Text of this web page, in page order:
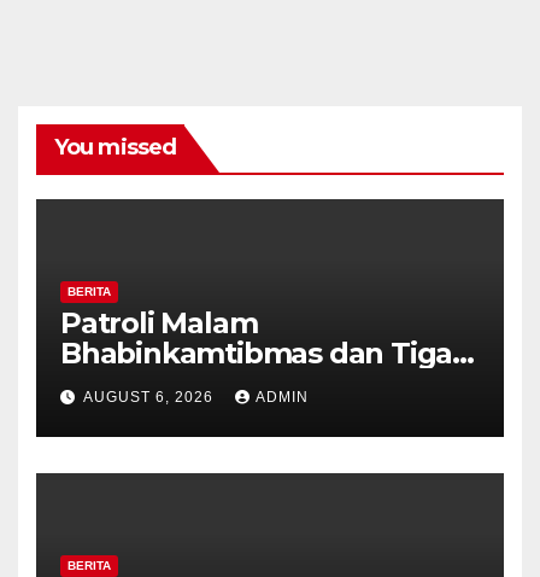
You missed
BERITA
Patroli Malam
Bhabinkamtibmas dan Tiga
Pilar Kelurahan Ungaran
Perkuat Kamtibmas, Warga
Diajak Aktifkan Ronda
AUGUST 6, 2026 ADMIN
BERITA